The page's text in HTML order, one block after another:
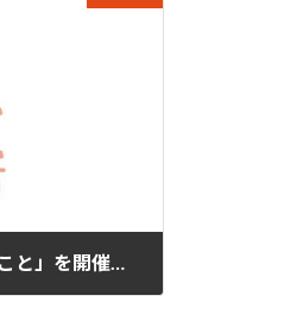
ジューダイ企画「ぬくぬくママSUN’S×NPO法人わがこと」を開催しました。